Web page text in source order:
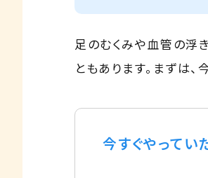
足のむくみや血管の浮
ともあります。まずは
今すぐやってい